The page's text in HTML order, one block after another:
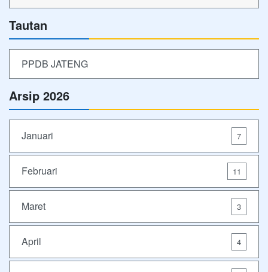
Tautan
PPDB JATENG
Arsip 2026
Januari 7
Februari 11
Maret 3
April 4